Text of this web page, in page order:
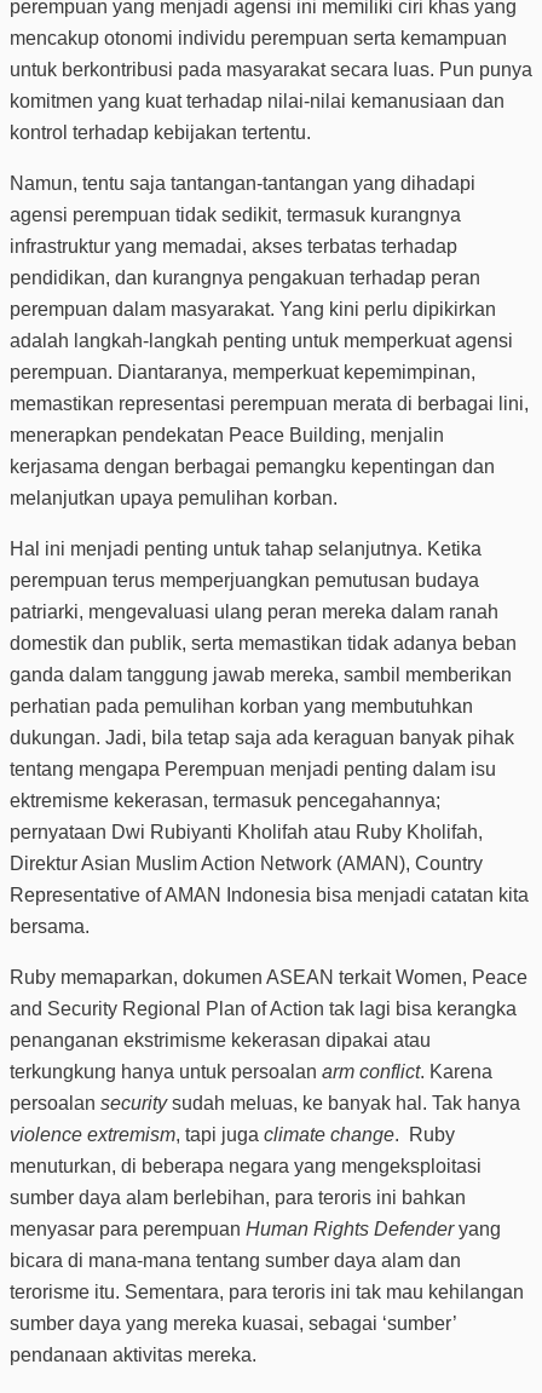
perempuan yang menjadi agensi ini memiliki ciri khas yang
mencakup otonomi individu perempuan serta kemampuan
untuk berkontribusi pada masyarakat secara luas. Pun punya
komitmen yang kuat terhadap nilai-nilai kemanusiaan dan
kontrol terhadap kebijakan tertentu.
Namun, tentu saja tantangan-tantangan yang dihadapi
agensi perempuan tidak sedikit, termasuk kurangnya
infrastruktur yang memadai, akses terbatas terhadap
pendidikan, dan kurangnya pengakuan terhadap peran
perempuan dalam masyarakat. Yang kini perlu dipikirkan
adalah langkah-langkah penting untuk memperkuat agensi
perempuan. Diantaranya, memperkuat kepemimpinan,
memastikan representasi perempuan merata di berbagai lini,
menerapkan pendekatan Peace Building, menjalin
kerjasama dengan berbagai pemangku kepentingan dan
melanjutkan upaya pemulihan korban.
Hal ini menjadi penting untuk tahap selanjutnya. Ketika
perempuan terus memperjuangkan pemutusan budaya
patriarki, mengevaluasi ulang peran mereka dalam ranah
domestik dan publik, serta memastikan tidak adanya beban
ganda dalam tanggung jawab mereka, sambil memberikan
perhatian pada pemulihan korban yang membutuhkan
dukungan. Jadi, bila tetap saja ada keraguan banyak pihak
tentang mengapa Perempuan menjadi penting dalam isu
ektremisme kekerasan, termasuk pencegahannya;
pernyataan Dwi Rubiyanti Kholifah atau Ruby Kholifah,
Direktur Asian Muslim Action Network (AMAN), Country
Representative of AMAN Indonesia bisa menjadi catatan kita
bersama.
Ruby memaparkan, dokumen ASEAN terkait Women, Peace
and Security Regional Plan of Action tak lagi bisa kerangka
penanganan ekstrimisme kekerasan dipakai atau
terkungkung hanya untuk persoalan arm conflict. Karena
persoalan securitysudah meluas, ke banyak hal. Tak hanya
violence extremism, tapi juga climate change. Ruby
menuturkan, di beberapa negara yang mengeksploitasi
sumber daya alam berlebihan, para teroris ini bahkan
menyasar para perempuan Human Rights Defenderyang
bicara di mana-mana tentang sumber daya alam dan
terorisme itu. Sementara, para teroris ini tak mau kehilangan
sumber daya yang mereka kuasai, sebagai ‘sumber’
pendanaan aktivitas mereka.